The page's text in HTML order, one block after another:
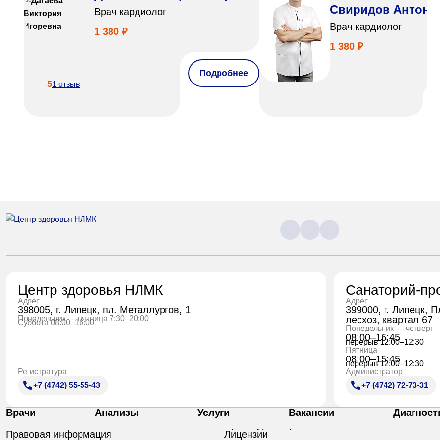
Врач кардиолог
1 380 ₽
51 отзыв
Подробнее
Свиридов Антон
Врач кардиолог
1 380 ₽
Центр здоровья НЛМК
Адрес
398005, г. Липецк, пл. Металлургов, 1
Понедельник — пятница 7:30–20:00
Суббота 08:00–16:00
Регистратура
+7 (4742) 55-55-43
Санаторий-
Адрес
399000, г. Липецк,
лесхоз, квартал 67
Понедельник — четверг
08:00–16:45
перерыв 12:00–12:30
Пятница
08:00–15:45
перерыв 12:00–12:30
Администратор
+7 (4742) 72-73-31
Врачи Анализы Услуги Вакансии
Правовая информация
Лицензии